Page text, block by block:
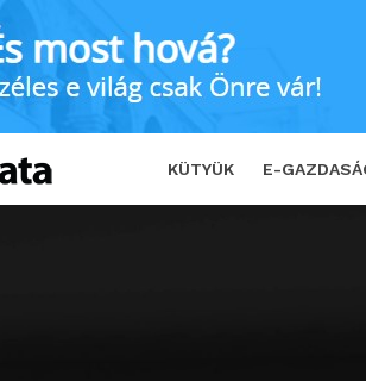
KÜTYÜK E-
így akár